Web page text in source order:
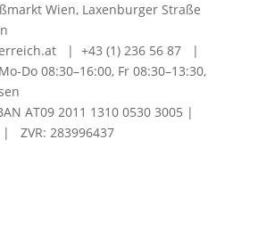
Wien, Laxenburger Straße
| +43 (1) 236 56 87 |
Do 08:30–16:00, Fr 08:30–13:30,
AT09 2011 1310 0530 3005 |
| ZVR: 283996437